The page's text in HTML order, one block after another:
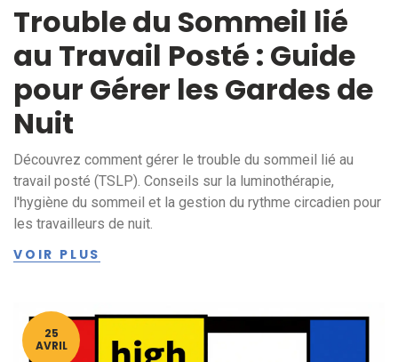
Trouble du Sommeil lié
au Travail Posté : Guide
pour Gérer les Gardes de
Nuit
Découvrez comment gérer le trouble du sommeil lié au
travail posté (TSLP). Conseils sur la luminothérapie,
l'hygiène du sommeil et la gestion du rythme circadien pour
les travailleurs de nuit.
VOIR PLUS
25
AVRIL